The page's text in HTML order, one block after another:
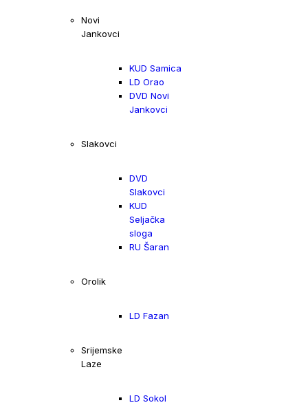
Novi
Jankovci
KUD Samica
LD Orao
DVD Novi
Jankovci
Slakovci
DVD
Slakovci
KUD
Seljačka
sloga
RU Šaran
Orolik
LD Fazan
Srijemske
Laze
LD Sokol